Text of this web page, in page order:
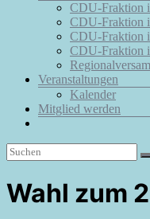
CDU-Fraktion
CDU-Fraktion
CDU-Fraktion
CDU-Fraktion
Veranstaltungen
Kalender
Mitglied werden
Wahl zum